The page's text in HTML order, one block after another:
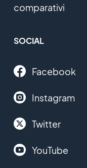
comparativi
SOCIAL
Facebook
Instagram
Twitter
YouTube